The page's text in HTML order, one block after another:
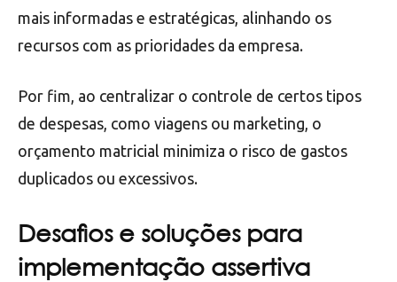
mais informadas e estratégicas, alinhando os
recursos com as prioridades da empresa.
Por fim, ao centralizar o controle de certos tipos
de despesas, como viagens ou marketing, o
orçamento matricial minimiza o risco de gastos
duplicados ou excessivos.
Desafios e soluções para
implementação assertiva